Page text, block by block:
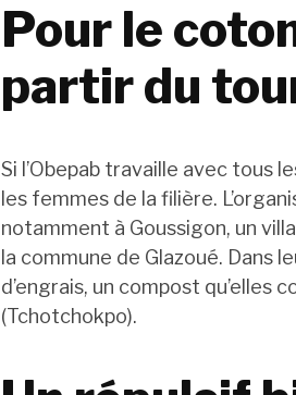
Pour le
partir du
Si l’Obepab travaille avec tous
les femmes de la filière.
notamment à Goussigon, un
la commune de Glazoué. Dans
d’engrais, un compost
(Tchotchokpo).